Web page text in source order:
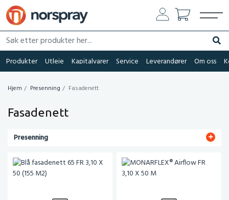
Søk etter produkter her...
Søk
Produkter Utleie Kapitalvarer Service Leverandører Om oss
Hjem Presenning Fasadenett
Fasadenett
Presenning